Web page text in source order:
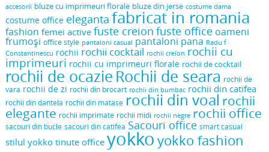
accesorii bluze cu imprimeuri florale bluze din jerse costume dama
costume office eleganta fabricat in romania
fashion femei active fuste creion fuste office oameni
frumoși office style pantaloni casual pantaloni pana Radu f
Constantinescu rochii rochii cocktail rochii creion rochii cu
imprimeuri rochii cu imprimeuri florale rochii de cocktail
rochii de ocazie Rochii de seara rochii de
vara rochii de zi rochii din brocart rochii din bumbac rochii din catifea
rochii din dantela rochii din matase rochii din voal rochii
elegante rochii imprimate rochii midi rochii negre rochii office
sacouri din bucle sacouri din catifea Sacouri office smart casual
stilul yokko tinute office yokko yokko fashion